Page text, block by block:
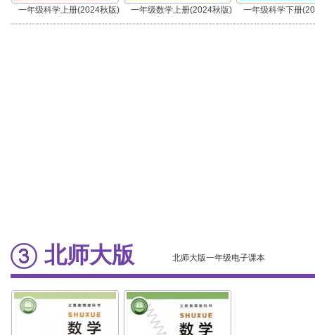
一年级科学上册(2024秋版) 一年级数学上册(2024秋版) 一年级科学下册
北师大版 北师大版一年级电子课本